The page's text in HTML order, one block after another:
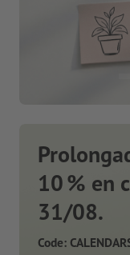
10 % en
31/08.
Code: